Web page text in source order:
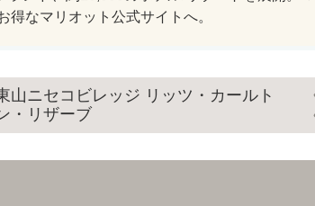
得なマリオット公式サイトへ。
山ニセコビレッジ リッツ・カールト
・リザーブ